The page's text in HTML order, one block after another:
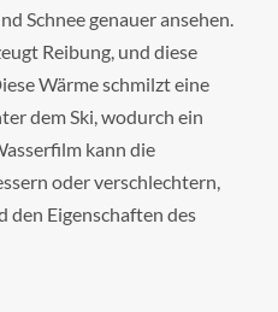
Schnee genauer ansehen.
Reibung, und diese
Wärme schmilzt eine
dem Ski, wodurch ein
kann die
oder verschlechtern,
den Eigenschaften des